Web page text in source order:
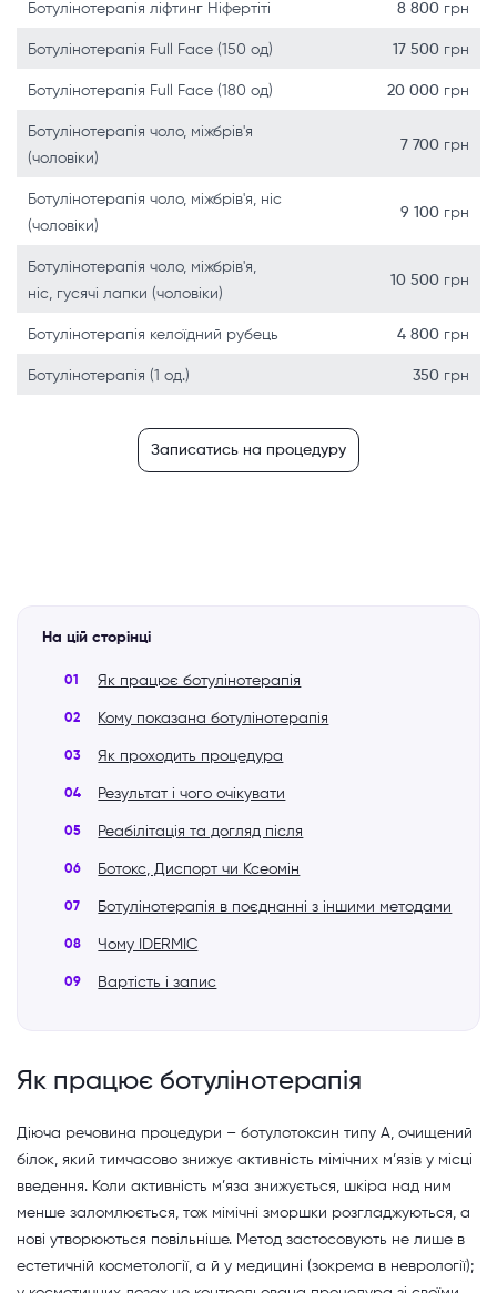
Ботулінотерапія ліфтинг Ніфертіті 8 800 грн
Ботулінотерапія Full Face (150 од) 17 500 грн
Ботулінотерапія Full Face (180 од) 20 000 грн
Ботулінотерапія чоло, міжбрів'я
(чоловіки)
7 700 грн
Ботулінотерапія чоло, міжбрів'я, ніс
(чоловіки)
9 100 грн
Ботулінотерапія чоло, міжбрів'я,
ніс, гусячі лапки (чоловіки)
10 500 грн
Ботулінотерапія келоїдний рубець 4 800 грн
Ботулінотерапія (1 од.) 350 грн
Записатись на процедуру
На цій сторінці
Як працює ботулінотерапія
Кому показана ботулінотерапія
Як проходить процедура
Результат і чого очікувати
Реабілітація та догляд після
Ботокс, Диспорт чи Ксеомін
Ботулінотерапія в поєднанні з іншими методами
Чому IDERMIC
Вартість і запис
Як працює ботулінотерапія
Діюча речовина процедури – ботулотоксин типу А, очищений
білок, який тимчасово знижує активність мімічних м’язів у місці
введення. Коли активність м’яза знижується, шкіра над ним
менше заломлюється, тож мімічні зморшки розгладжуються, а
нові утворюються повільніше. Метод застосовують не лише в
естетичній косметології, а й у медицині (зокрема в неврології);